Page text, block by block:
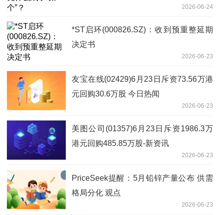
2026-06-24
*ST启环(000826.SZ)：收到预重整延期
决定书
2026-06-23
友宝在线(02429)6月23日斥资73.56万港
元回购30.6万股 今日热闻
2026-06-23
美图公司(01357)6月23日斥资1986.3万
港元回购485.85万股-新资讯
2026-06-23
PriceSeek提醒：5月铅锌产量公布 供需
格局分化 观点
2026-06-23